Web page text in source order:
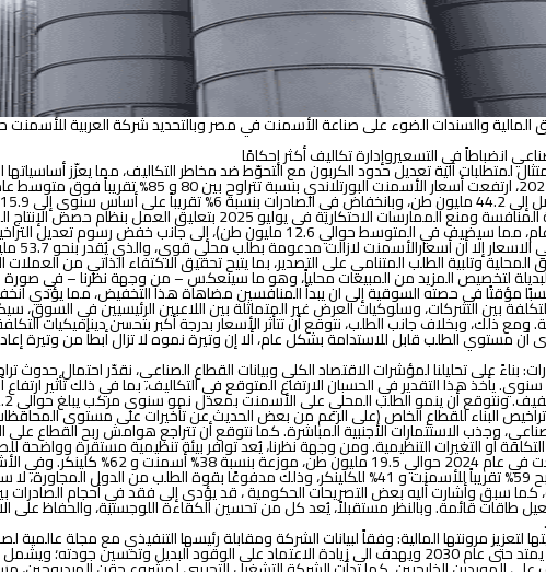
والسندات الضوء على صناعة الأسمنت في مصر وبالتحديد شركة العربية للأسمنت
انضباطاً في التسعيروإدارة تكاليف أكثر إحكامًا
لمتطلبات آلية تعديل حدود الكربون مع التحوّط ضد مخاطر التكاليف، مما يعزّز أساسياتها
مليون طن. ولاحتواء الأسعار، قام جهاز حماية المنافسة
وتلبية الطلب المتنامي على التصدير، بما يتيح تحقيق الاكتفاء الذاتي من
لتخصيص المزيد من المبيعات محلياً، وهو ما سينعكس – من وجهة نظرنا – في
في حصته السوقية إلى ان يبدأ المنافسين مضاهاة هذا التخفيض، مما يؤدي
بين الشركات، وسلوكيات العرض غير المتماثلة بين اللاعبين الرئيسيين في
ومع ذلك، وبخلاف جانب الطلب، نتوقع أن تتأثر الأسعار بدرجة أكبر بتحسن ديناميكيات
مستوي الطلب قابل للاستدامة بشكل عام، ألا إن وتيرة نموه لا تزال أبطأ من وتيرة
حوالي 1.0% على أساس سنوي. يأخذ هذا التقدير في الحسبان الارتفاع المتوقع في التكاليف، بما في
تراخيص البناء للقطاع الخاص (على الرغم من بعض الحديث عن تأخيرات على مستوى
وجذب الاستثمارات الأجنبية المباشرة. كما نتوقع أن تتراجع هوامش ربح القطاع
أو التغيرات التنظيمية. ومن وجهة نظرنا، يُعد توافر بيئة تنظيمية مستقرة
مليون طن، مع تحول في مزيج الصادرات ليصبح 59% تقريباً للأسمنت و 41% للكلينكر، وذلك
بنسبة 30% لكل شركة، كما سبق وأشارت أليه بعض التصريحات الحكومية ، قد يؤدي إلى فقد في
طاقات قائمة. وبالنظر مستقبلاً، يُعد كل من تحسين الكفاءة اللوجستية، والحفاظ على
لتعزيز مرونتها المالية: وفقاً لبيانات الشركة ومقابلة رئيسها التنفيذي مع مجلة
من خلال برنامج متعدد المراحل مخطط له أن يمتد حتى عام 2030 ويهدف الي زيادة الاعتماد